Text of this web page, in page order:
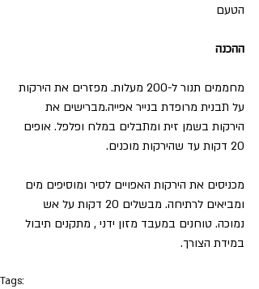
הטעם
ההכנה
מחממים תנור ל-200 מעלות. מפזרים את הירקות
על תבנית מרופדת בנייר אפייה.מברישים את
הירקות בשמן זית ומתבלים במלח ופלפל. אופים
20 דקות עד שהירקות מוכנים.
מכניסים את הירקות האפויים לסיר ומוסיפים מים
ומביאים לרתיחה. מבשלים 20 דקות על אש
נמוכה. טוחנים במעבד מזון ידני , מתקנים תיבול
במידת הצורך.
Tags: